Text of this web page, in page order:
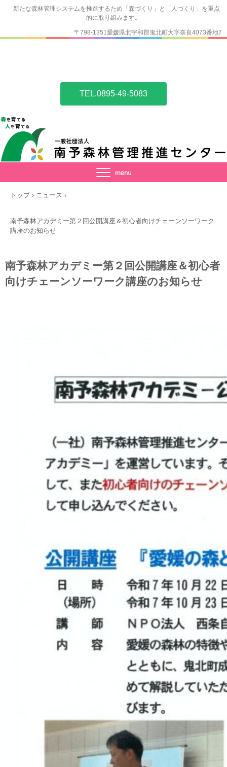
新たな森林管理システムを推進するため「森づくり」と「人づくり」を重点
的に取り組みます。
TEL.0895-49-5083
〒798-1351愛媛県北宇和郡鬼北町大字奈良4073番地7
トップ › ニュース ›
南予森林アカデミー第２回公開講座＆初心者向けチェーンソーワーク
講座のお知らせ
南予森林アカデミー第２回公開講座＆初心者
向けチェーンソーワーク講座のお知らせ